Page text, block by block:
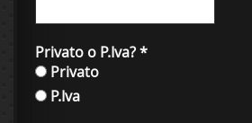
Privato o P.Iva?*
Privato
P.Iva